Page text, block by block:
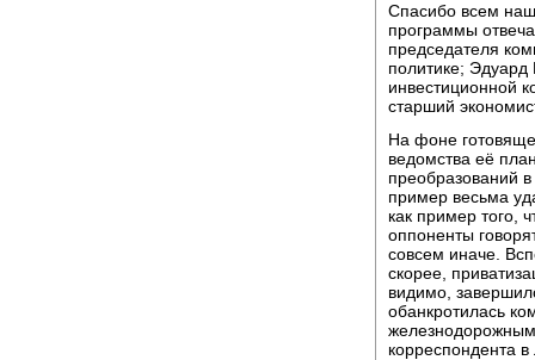
Спасибо всем
программы
председателя
политике; Эдуард
инвестиционной
старший
На фоне
ведомства её
преобразований
пример весьма
как пример того,
оппоненты
совсем иначе.
скорее,
видимо,
обанкротилась
корреспондента